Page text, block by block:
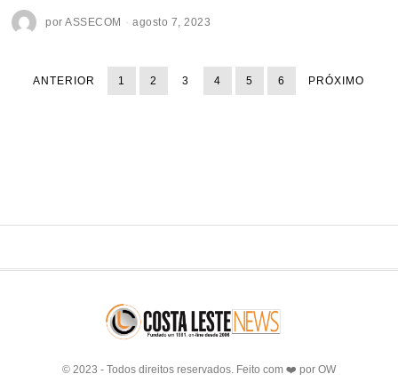
porASSECOM agosto 7, 2023
ANTERIOR 1 2 3 4 5 6 PRÓXIMO
© 2023 - Todos direitos reservados. Feito com ❤️ por OW